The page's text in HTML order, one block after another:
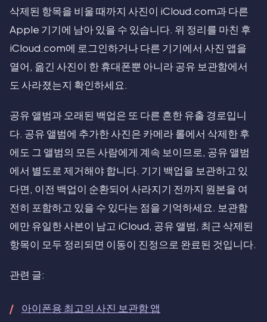
삭제된 항목을 비울 때까지 사진이 iCloud.com과 다른
Apple 기기에 남아 있을 수 있습니다. 위 정리를 마친 후
iCloud.com에 로그인하거나 다른 기기에서 사진 앱을
열어, 옮긴 사진이 한 휴대폰뿐 아니라 공유 보관함에서
도 사라졌는지 확인하세요.
공유 앨범과 오래된 백업은 또 다른 흔한 유출 경로입니
다. 공유 앨범에 추가한 사진은 카메라 롤에서 삭제한 후
에도 그 앨범의 모든 사람에게 계속 보이므로, 공유 앨범
에서 별도로 제거해야 합니다. 기기 백업을 보관하고 있
다면, 이전 백업이 순환되어 사라지기 전까지 원본을 여
전히 포함하고 있을 수 있다는 점을 기억하세요. 보관함
에만 유일한 사본이 남고 iCloud, 공유 앨범, 최근 삭제된
항목이 모두 정리되면 이동이 진정으로 완료된 것입니다.
관련 글:
아이폰용 최고의 사진 보관함 앱